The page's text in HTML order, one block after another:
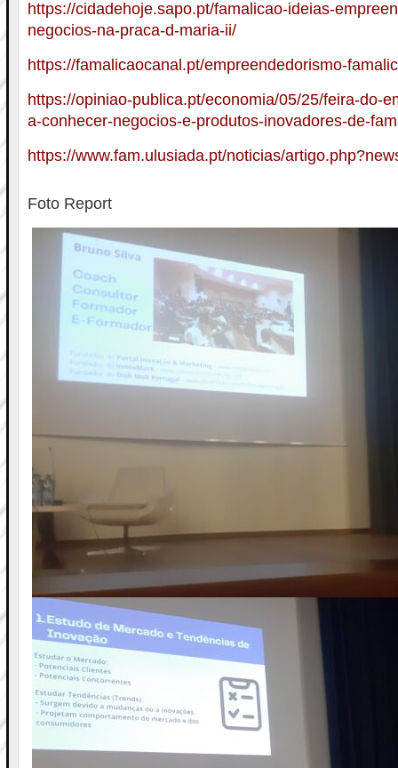
https://cidadehoje.sapo.pt/famalicao-ideias-
negocios-na-praca-d-maria-ii/
https://famalicaocanal.pt/empreendedorismo-
https://opiniao-publica.pt/economia/05/25/feira-do-
a-conhecer-negocios-e-produtos-inovadores-de-
https://www.fam.ulusiada.pt/noticias/
Foto Report